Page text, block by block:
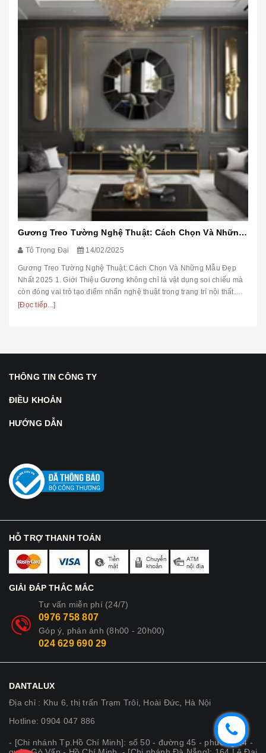
Gương Treo Tường Nghệ Thuật: Cách Chọn Và Những Mẫu Đẹp Nhất 2025
Tô Trọng Đại 14/02/2025
Gương Treo Tường Nghệ Thuật: Cách Chọn Và Những Mẫu Đẹp
Nhất 2025 1. Giới Thiệu Gương không chỉ là vật dụng soi chiếu mà
còn đóng vai trò tạo điểm nhấn nghệ thuật trong trang trí nội thất.
Trong ...
[Đọc tiếp...]
THÔNG TIN CÔNG TY
ĐIỀU KHOẢN
HƯỚNG DẪN
HỖ TRỢ THANH TOÁN
GIẢI ĐÁP THẮC MẮC
Tư vấn miễn phí (24/7)
0976 758 807
Góp ý, phản ánh (8h00 - 20h00)
024 629 690 29
DANTALUX
Địa chỉ : Khu 6, thị trấn Trạm Trôi, Hoài Đức, Hà Nội
Hotline: 0904 047 886
- [Chi nhánh Tp.Hồ Chí Minh]: số 50 - đường 45 - phường 14 -